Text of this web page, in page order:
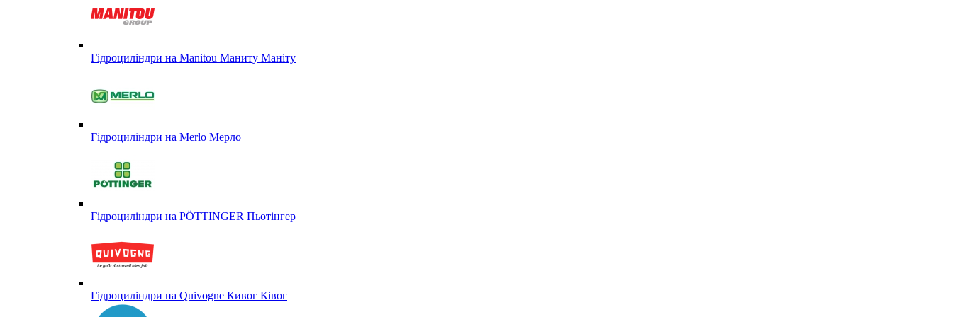
Гідроциліндри на Manitou Маниту Маніту
Гідроциліндри на Merlo Мерло
Гідроциліндри на PÖTTINGER Пьотінгер
Гідроциліндри на Quivogne Кивог Ківог